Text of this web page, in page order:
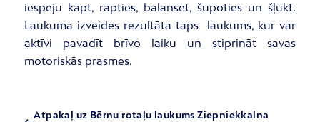
iespēju kāpt, rāpties, balansēt, šūpoties un šļūkt.
Laukuma izveides rezultāta taps laukums, kur var
aktīvi pavadīt brīvo laiku un stiprināt savas
motoriskās prasmes.
Atpakaļ uz Bērnu rotaļu laukums Ziepniekkalna